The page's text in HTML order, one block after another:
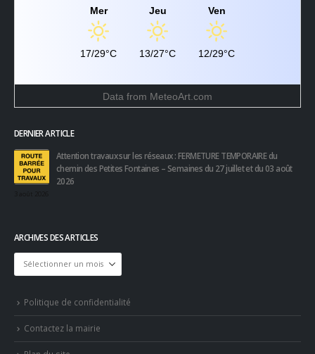
Mer
17/29°C
Jeu
13/27°C
Ven
12/29°C
Data from MeteoArt.com
DERNIER ARTICLE
Attention travaux sur les réseaux : FERMETURE TEMPORAIRE du
chemin des Petites Fontaines – Semaines du 27 juillet et du 03 août
2026
ARCHIVES DES ARTICLES
Archives
des
Politique de confidentialité
Contactez la mairie